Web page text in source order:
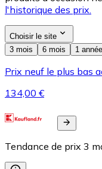
l'historique des prix.
Choisir le site
3 mois
6 mois 1 année
Prix neuf le plus bas
134,00 €
Tendance de prix 3